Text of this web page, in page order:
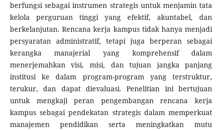
berfungsi sebagai instrumen strategis untuk menjamin tata
kelola perguruan tinggi yang efektif, akuntabel, dan
berkelanjutan. Rencana kerja kampus tidak hanya menjadi
persyaratan administratif, tetapi juga berperan sebagai
kerangka manajerial yang komprehensif dalam
menerjemahkan visi, misi, dan tujuan jangka panjang
institusi ke dalam program-program yang terstruktur,
terukur, dan dapat dievaluasi. Penelitian ini bertujuan
untuk mengkaji peran pengembangan rencana kerja
kampus sebagai pendekatan strategis dalam memperkuat
manajemen pendidikan serta meningkatkan mutu